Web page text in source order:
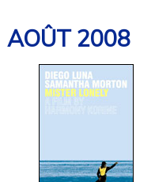
AOÛT2008